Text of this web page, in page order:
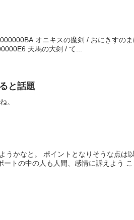
オニキスの魔剣 / おにきすの
天馬の大剣 / て...
と話題
。
うかなと。 ポイントとなりそうな点は
トの中の人も人間、感情に訴えよう こ